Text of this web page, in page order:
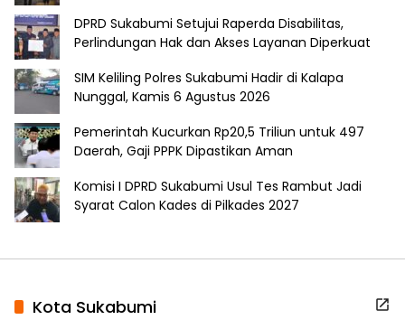
DPRD Sukabumi Setujui Raperda Disabilitas,
Perlindungan Hak dan Akses Layanan Diperkuat
SIM Keliling Polres Sukabumi Hadir di Kalapa
Nunggal, Kamis 6 Agustus 2026
Pemerintah Kucurkan Rp20,5 Triliun untuk 497
Daerah, Gaji PPPK Dipastikan Aman
Komisi I DPRD Sukabumi Usul Tes Rambut Jadi
Syarat Calon Kades di Pilkades 2027
Kota Sukabumi